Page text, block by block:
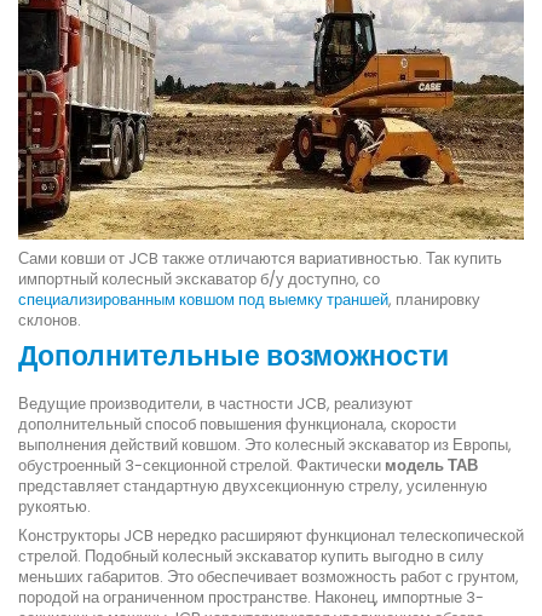
Сами ковши от JCB также отличаются вариативностью. Так купить
импортный колесный экскаватор б/у доступно, со
специализированным ковшом под выемку траншей, планировку
склонов.
Дополнительные возможности
Ведущие производители, в частности JCB, реализуют
дополнительный способ повышения функционала, скорости
выполнения действий ковшом. Это колесный экскаватор из Европы,
обустроенный 3-секционной стрелой. Фактически модель ТАВ
представляет стандартную двухсекционную стрелу, усиленную
рукоятью.
Конструкторы JCB нередко расширяют функционал телескопической
стрелой. Подобный колесный экскаватор купить выгодно в силу
меньших габаритов. Это обеспечивает возможность работ с грунтом,
породой на ограниченном пространстве. Наконец, импортные 3-